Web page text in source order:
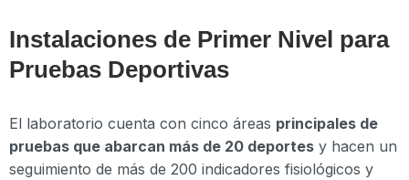
Instalaciones de Primer Nivel para
Pruebas Deportivas
El laboratorio cuenta con cinco áreas principales de
pruebas que abarcan más de 20 deportes y hacen un
seguimiento de más de 200 indicadores fisiológicos y